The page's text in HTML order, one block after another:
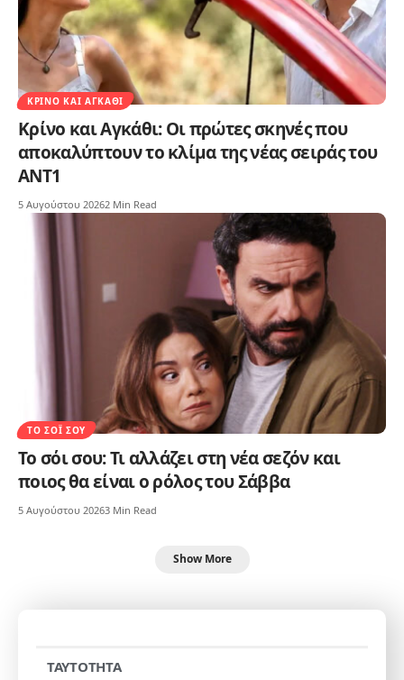
ΚΡΊΝΟ ΚΑΙ ΑΓΚΆΘΙ
Κρίνο και Αγκάθι: Οι πρώτες σκηνές που
αποκαλύπτουν το κλίμα της νέας σειράς του
ΑΝΤ1
5 Αυγούστου 20262 Min Read
ΤΟ ΣΌΙ ΣΟΥ
Το σόι σου: Τι αλλάζει στη νέα σεζόν και
ποιος θα είναι ο ρόλος του Σάββα
5 Αυγούστου 20263 Min Read
Show More
TAYTOTHTA